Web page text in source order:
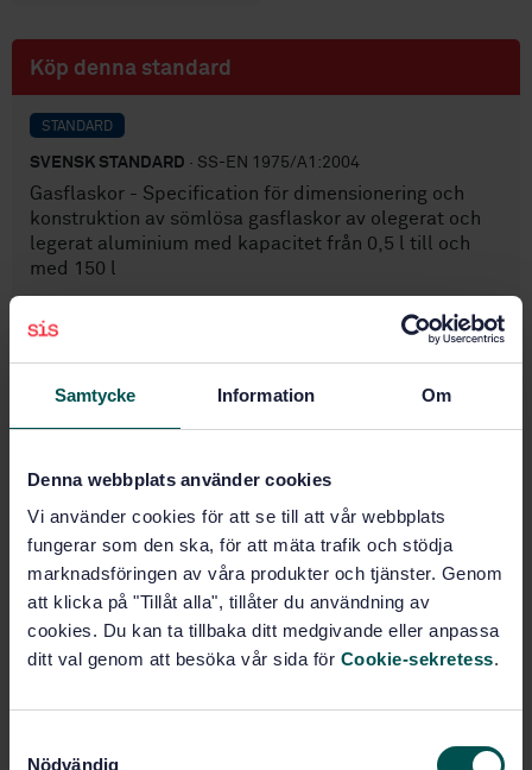
Samtycke Information Om
Denna webbplats använder cookies
Vi använder cookies för att se till att vår webbplats
fungerar som den ska, för att mäta trafik och stödja
marknadsföringen av våra produkter och tjänster. Genom
att klicka på "Tillåt alla", tillåter du användning av
cookies. Du kan ta tillbaka ditt medgivande eller anpassa
ditt val genom att besöka vår sida för Cookie-sekretess.
Nödvändig
Köp denna standard
STANDARD
SVENSK STANDARD · SS-EN 1975/A1:2004
Gasflaskor - Specification för dimensionering och
konstruktion av sömlösa gasflaskor av olegerat och
legerat aluminium med kapacitet från 0,5 l till och
med 150 l
Prenumerera på standarden - Läs mer
Produktinformation
Språk: Engelska
Framtagen av:Svenska institutet för
cylinders - Specification for the design